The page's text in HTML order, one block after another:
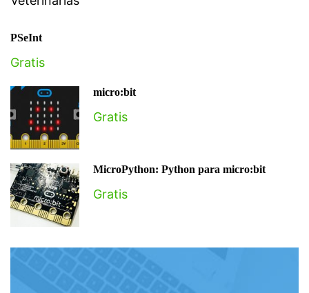
PSeInt
Gratis
micro:bit
Gratis
MicroPython: Python para micro:bit
Gratis